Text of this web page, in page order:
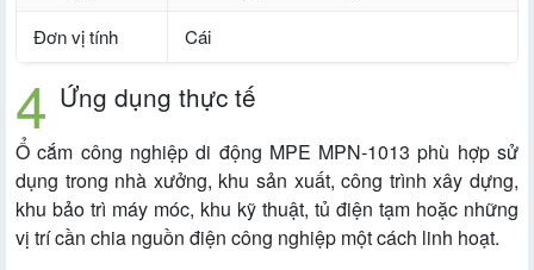
Đơn vị tính Cái
Ứng dụng thực tế
Ổ cắm công nghiệp di động MPE MPN-1013 phù hợp sử
dụng trong nhà xưởng, khu sản xuất, công trình xây dựng,
khu bảo trì máy móc, khu kỹ thuật, tủ điện tạm hoặc những
vị trí cần chia nguồn điện công nghiệp một cách linh hoạt.